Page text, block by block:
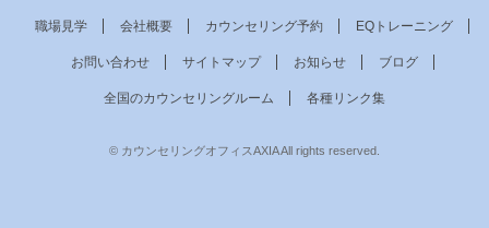
職場見学 会社概要 カウンセリング予約 EQトレーニング
お問い合わせ サイトマップ お知らせ ブログ
全国のカウンセリングルーム 各種リンク集
© カウンセリングオフィスAXIA All rights reserved.